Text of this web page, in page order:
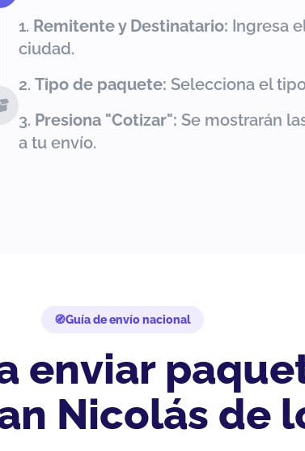
Remitente y Destinatario: Ingresa
ciudad.
Tipo de paquete: Selecciona el
Presiona "Cotizar": Se mostrarán
a tu envío.
Guía de envío nacional
enviar
Nicolás de